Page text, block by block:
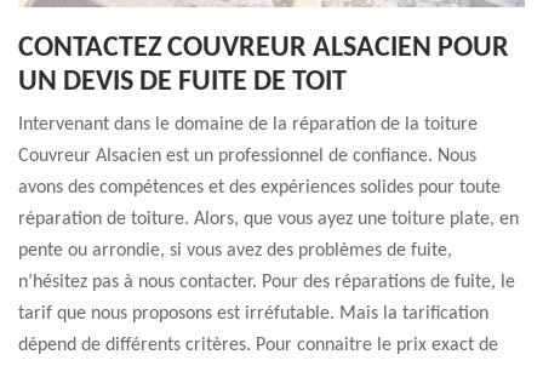
CONTACTEZ COUVREUR ALSACIEN POUR
UN DEVIS DE FUITE DE TOIT
Intervenant dans le domaine de la réparation de la toiture
Couvreur Alsacien est un professionnel de confiance. Nous
avons des compétences et des expériences solides pour toute
réparation de toiture. Alors, que vous ayez une toiture plate, en
pente ou arrondie, si vous avez des problèmes de fuite,
n’hésitez pas à nous contacter. Pour des réparations de fuite, le
tarif que nous proposons est irréfutable. Mais la tarification
dépend de différents critères. Pour connaitre le prix exact de